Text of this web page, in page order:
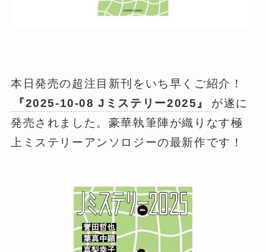
本日発売の超注目新刊をいち早くご紹介！
『2025-10-08 Jミステリー2025』
が遂に
発売されました。豪華執筆陣が織りなす極
上ミステリーアンソロジーの最新作です！